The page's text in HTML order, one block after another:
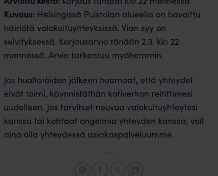
Kuvaus: Helsingissä Puistolan alueella on havaittu
häiriötä valokuituyhteyksissä. Vian syy on
selvityksessä. Korjausarvio tänään 2.3. klo 22
mennessä. Arvio tarkentuu myöhemmin.
Jos huoltotöiden jälkeen huomaat, että yhteydet
eivät toimi, käynnistäthän kotiverkon reitittimesi
uudelleen. Jos tarvitset neuvoa valokuituyhteytesi
kanssa tai kohtaat ongelmia yhteyden kanssa, voit
aina olla yhteydessä asiakaspalveluumme.